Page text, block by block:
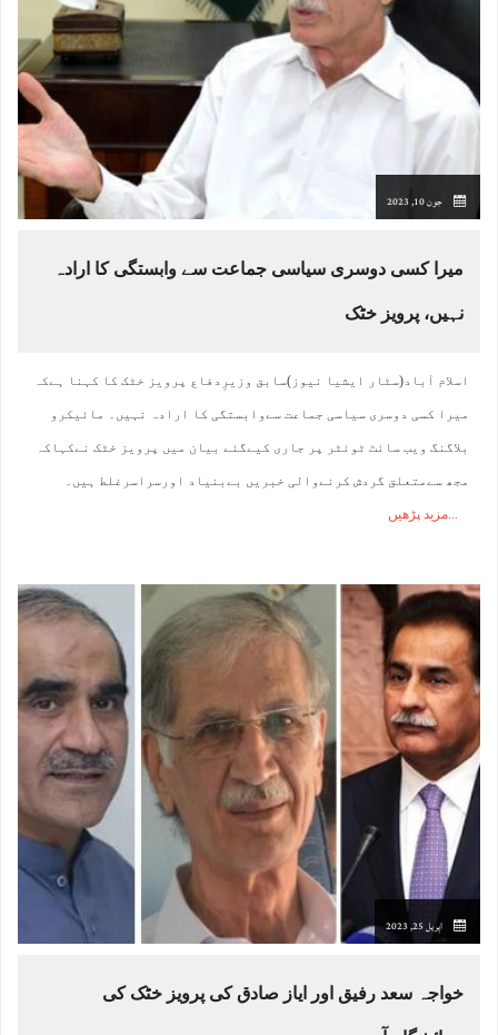
جون 10, 2023
میرا کسی دوسری سیاسی جماعت سے وابستگی کا ارادہ
نہیں، پرویز خٹک
اسلام آباد(سٹار ایشیا نیوز)سابق وزیرِدفاع پرویز خٹک کا کہنا ہےکہ
میرا کسی دوسری سیاسی جماعت سےوابستگی کا ارادہ نہیں۔ مائیکرو
بلاگنگ ویب سائٹ ٹوئٹر پر جاری کیےگئے بیان میں پرویز خٹک نےکہاکہ
مجھ سےمتعلق گردش کرنےوالی خبریں بےبنیاد اورسراسرغلط ہیں۔
مزید پڑھیں
اپریل 25, 2023
خواجہ سعد رفیق اور ایاز صادق کی پرویز خٹک کی